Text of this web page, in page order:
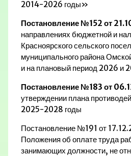
2014-2026 годы»
Постановление №152 от
направлениях бюджетной и
Красноярского сельского
муниципального района
и на плановый период 2026 и
Постановление №183 от
утверждении плана
2025-2028 годы
Постановление №191 от
Положения об оплате труда
занимающих должности, не